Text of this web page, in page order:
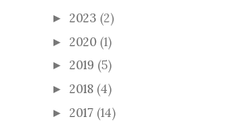
► 2023 (2)
► 2020 (1)
► 2019 (5)
► 2018 (4)
► 2017 (14)